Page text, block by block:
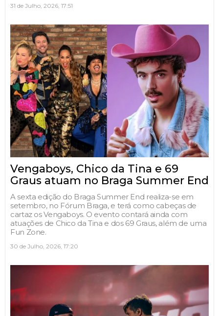
31 de Julho, 2026, 17:51
Vengaboys, Chico da Tina e 69
Graus atuam no Braga Summer End
A sexta edição do Braga Summer End realiza-se em
setembro, no Fórum Braga, e terá como cabeças de
cartaz os Vengaboys. O evento contará ainda com
atuações de Chico da Tina e dos 69 Graus, além de uma
Fun Zone.
30 de Julho, 2026, 17:20